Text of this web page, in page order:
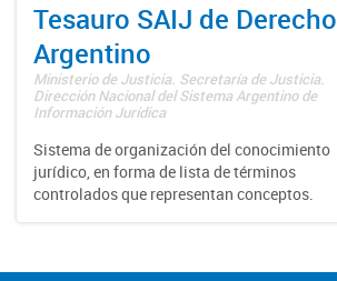
Tesauro SAIJ de Derecho
Argentino
Ministerio de Justicia. Secretaría de Justicia.
Dirección Nacional del Sistema Argentino de
Información Jurídica
Sistema de organización del conocimiento
jurídico, en forma de lista de términos
controlados que representan conceptos.